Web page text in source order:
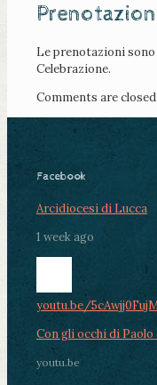
Le prenotazioni
Celebrazione.
Comments are closed.
Facebook
Arcidiocesi di Lucca
1 week ago
youtu.be/
Con gli occhi di Paolo
youtu.be